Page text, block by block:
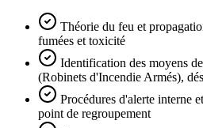
Théorie du feu et
fumées et toxicité
Identification des moyens
(Robinets d'Incendie Armés),
Procédures d'alerte interne
point de regroupement